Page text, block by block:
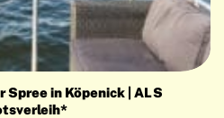
Spree in Köpenick | ALS